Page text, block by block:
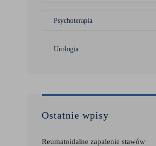
Psychoterapia
Urologia
Ostatnie wpisy
Reumatoidalne zapalenie stawów